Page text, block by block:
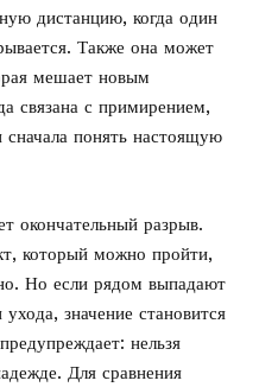
дистанцию, когда один
Также она может
мешает новым
связана с примирением,
сначала понять настоящую
окончательный разрыв.
который можно пройти,
Но если рядом выпадают
значение становится
нельзя
Для сравнения